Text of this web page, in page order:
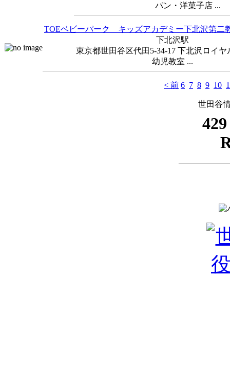
パン・洋菓子店 ...
TOEベビーパーク キッズアカデミー下北沢第二
下北沢駅
東京都世田谷区代田5-34-17 下北沢ロイヤ
幼児教室 ...
< 前 6 7 8 9 10
世田谷